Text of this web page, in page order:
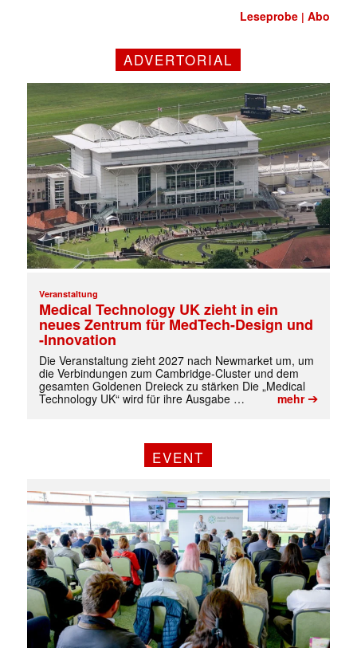
Mit dem |transkript-Newsletter
jede Woche aktuell informiert.
E-
Mail
(erforderlich)
Leseprobe |Abo
ADVERTORIAL
Veranstaltung
Medical Technology UK zieht in ein
neues Zentrum für MedTech-Design und
-Innovation
Die Veranstaltung zieht 2027 nach Newmarket um, um
die Verbindungen zum Cambridge-Cluster und dem
gesamten Goldenen Dreieck zu stärken Die „Medical
Technology UK“ wird für ihre Ausgabe …
mehr➔
EVENT